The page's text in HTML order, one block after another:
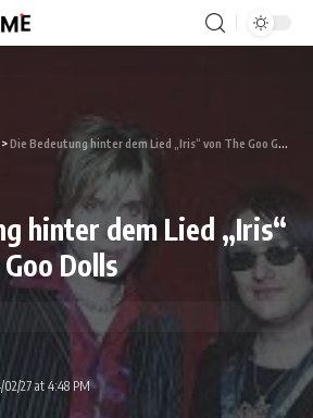
>Die Bedeutung hinter dem Lied „Iris“ von The Goo Goo Dolls
hinter dem Lied „Iris“
Dolls
02/27 at 4:48 PM